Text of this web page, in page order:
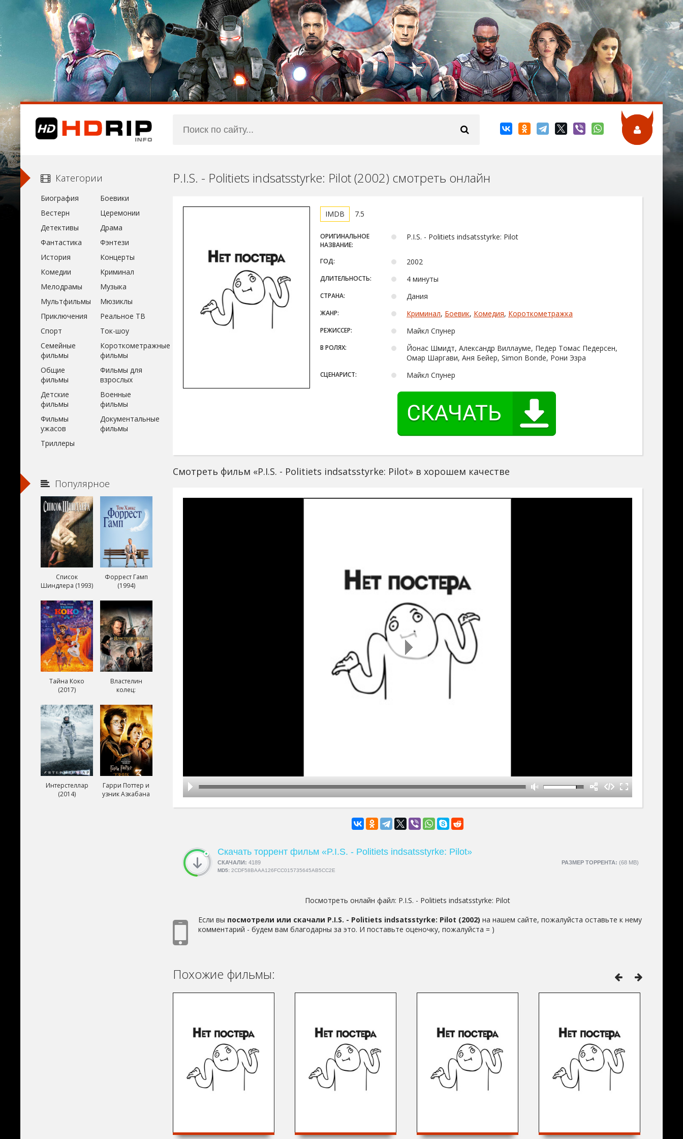
P.I.S. - Politiets indsatsstyrke: Pilot (2002) смотреть онлайн
7.5
ОРИГИНАЛЬНОЕ
НАЗВАНИЕ:
P.I.S. - Politiets indsatsstyrke: Pilot
ГОД: 2002
ДЛИТЕЛЬНОСТЬ: 4 минуты
СТРАНА: Дания
ЖАНР: Криминал, Боевик, Комедия, Короткометражка
РЕЖИССЕР: Майкл Спунер
В РОЛЯХ:
Йонас Шмидт, Александр Виллауме, Педер Томас Педерсен,
Омар Шаргави, Аня Бейер, Simon Bonde, Рони Эзра
СЦЕНАРИСТ: Майкл Спунер
Смотреть фильм «P.I.S. - Politiets indsatsstyrke: Pilot» в хорошем качестве
Скачать торрент фильм «P.I.S. - Politiets indsatsstyrke: Pilot»
РАЗМЕР ТОРРЕНТА: (68 MB)
СКАЧАЛИ: 4189
MD5: 2CDF58BAAA126FCC015735645AB5CC2E
Посмотреть онлайн файл: P.I.S. - Politiets indsatsstyrke: Pilot
Если вы посмотрели или скачали P.I.S. - Politiets indsatsstyrke: Pilot (2002) на нашем сайте, пожалуйста оставьте к нему
комментарий - будем вам благодарны за это. И поставьте оценочку, пожалуйста = )
Похожие фильмы:
Категории
Биография
Боевики
Вестерн
Церемонии
Детективы
Драма
Фантастика
Фэнтези
История
Концерты
Комедии
Криминал
Мелодрамы
Музыка
Мультфильмы
Мюзиклы
Приключения
Реальное ТВ
Спорт
Ток-шоу
Семейные
фильмы
Короткометражные
фильмы
Общие
фильмы
Фильмы для
взрослых
Детские
фильмы
Военные
фильмы
Фильмы
ужасов
Документальные
фильмы
Триллеры
Популярное
Список
Шиндлера (1993)
Форрест Гамп
(1994)
Тайна Коко
(2017)
Властелин
колец:
короля (2003)
Интерстеллар
(2014)
Гарри Поттер и
узник Азкабана